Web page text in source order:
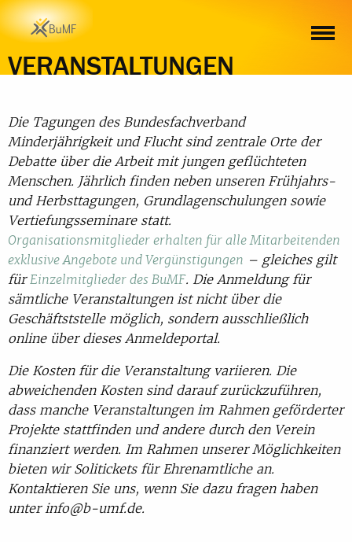
VERANSTALTUNGEN
Die Tagungen des Bundesfachverband
Minderjährigkeit und Flucht sind zentrale Orte der
Debatte über die Arbeit mit jungen geflüchteten
Menschen. Jährlich finden neben unseren Frühjahrs-
und Herbsttagungen, Grundlagenschulungen sowie
Vertiefungsseminare statt.
Organisationsmitglieder erhalten für alle Mitarbeitenden
exklusive Angebote und Vergünstigungen – gleiches gilt
fürEinzelmitglieder des BuMF. Die Anmeldung für
sämtliche Veranstaltungen ist nicht über die
Geschäftststelle möglich, sondern ausschließlich
online über dieses Anmeldeportal.
Die Kosten für die Veranstaltung variieren. Die
abweichenden Kosten sind darauf zurückzuführen,
dass manche Veranstaltungen im Rahmen geförderter
Projekte stattfinden und andere durch den Verein
finanziert werden. Im Rahmen unserer Möglichkeiten
bieten wir Solitickets für Ehrenamtliche an.
Kontaktieren Sie uns, wenn Sie dazu fragen haben
unter info@b-umf.de.